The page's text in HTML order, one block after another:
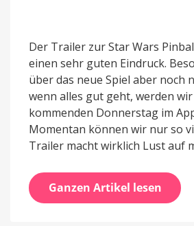
Der Trailer zur Star Wars
einen sehr guten Eindruck.
über das neue Spiel aber noch
wenn alles gut geht, werden wir
kommenden Donnerstag im
Momentan können wir nur so
Trailer macht wirklich Lust auf
Ganzen Artikel lesen